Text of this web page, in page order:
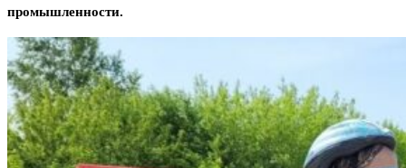
промышленности.